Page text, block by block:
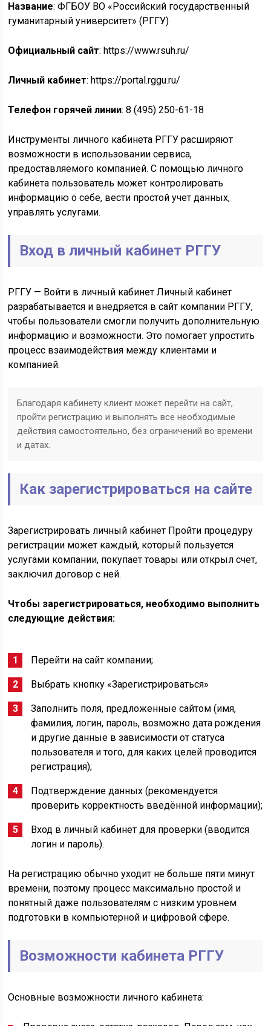
Название: ФГБОУ ВО «Российский государственный
гуманитарный университет» (РГГУ)
Официальный сайт: https://www.rsuh.ru/
Личный кабинет: https://portal.rggu.ru/
Телефон горячей линии: 8 (495) 250-61-18
Инструменты личного кабинета РГГУ расширяют
возможности в использовании сервиса,
предоставляемого компанией. С помощью личного
кабинета пользователь может контролировать
информацию о себе, вести простой учет данных,
управлять услугами.
Вход в личный кабинет РГГУ
РГГУ — Войти в личный кабинет Личный кабинет
разрабатывается и внедряется в сайт компании РГГУ,
чтобы пользователи смогли получить дополнительную
информацию и возможности. Это помогает упростить
процесс взаимодействия между клиентами и
компанией.
Благодаря кабинету клиент может перейти на сайт,
пройти регистрацию и выполнять все необходимые
действия самостоятельно, без ограничений во времени
и датах.
Как зарегистрироваться на сайте
Зарегистрировать личный кабинет Пройти процедуру
регистрации может каждый, который пользуется
услугами компании, покупает товары или открыл счет,
заключил договор с ней.
Чтобы зарегистрироваться, необходимо выполнить
следующие действия:
Перейти на сайт компании;
Выбрать кнопку «Зарегистрироваться»
Заполнить поля, предложенные сайтом (имя,
фамилия, логин, пароль, возможно дата рождения
и другие данные в зависимости от статуса
пользователя и того, для каких целей проводится
регистрация);
Подтверждение данных (рекомендуется
проверить корректность введённой информации);
Вход в личный кабинет для проверки (вводится
логин и пароль).
На регистрацию обычно уходит не больше пяти минут
времени, поэтому процесс максимально простой и
понятный даже пользователям с низким уровнем
подготовки в компьютерной и цифровой сфере.
Возможности кабинета РГГУ
Основные возможности личного кабинета: